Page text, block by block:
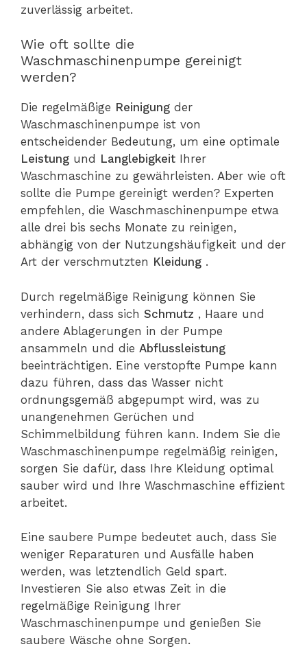
zuverlässig arbeitet.
Wie oft sollte die
Waschmaschinenpumpe gereinigt
werden?
Die regelmäßige Reinigung der
Waschmaschinenpumpe ist von
entscheidender Bedeutung, um eine optimale
Leistung und Langlebigkeit Ihrer
Waschmaschine zu gewährleisten. Aber wie oft
sollte die Pumpe gereinigt werden? Experten
empfehlen, die Waschmaschinenpumpe etwa
alle drei bis sechs Monate zu reinigen,
abhängig von der Nutzungshäufigkeit und der
Art der verschmutzten Kleidung .
Durch regelmäßige Reinigung können Sie
verhindern, dass sich Schmutz , Haare und
andere Ablagerungen in der Pumpe
ansammeln und die Abflussleistung
beeinträchtigen. Eine verstopfte Pumpe kann
dazu führen, dass das Wasser nicht
ordnungsgemäß abgepumpt wird, was zu
unangenehmen Gerüchen und
Schimmelbildung führen kann. Indem Sie die
Waschmaschinenpumpe regelmäßig reinigen,
sorgen Sie dafür, dass Ihre Kleidung optimal
sauber wird und Ihre Waschmaschine effizient
arbeitet.
Eine saubere Pumpe bedeutet auch, dass Sie
weniger Reparaturen und Ausfälle haben
werden, was letztendlich Geld spart.
Investieren Sie also etwas Zeit in die
regelmäßige Reinigung Ihrer
Waschmaschinenpumpe und genießen Sie
saubere Wäsche ohne Sorgen.